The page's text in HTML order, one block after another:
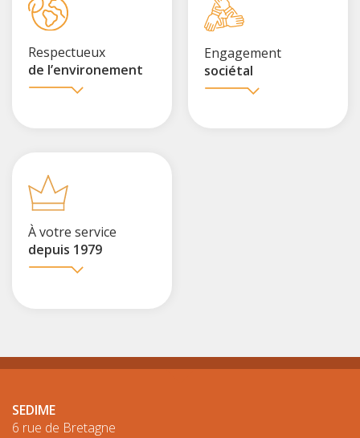
Respectueux
de l’environement
Engagement
sociétal
À votre service
depuis 1979
SEDIME
6 rue de Bretagne